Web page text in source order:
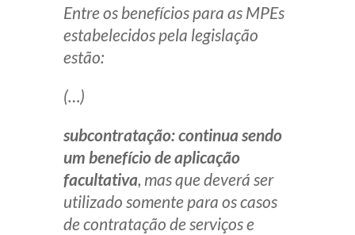
Entre os benefícios para as MPEs
estabelecidos pela legislação
estão:
(…)
subcontratação: continua sendo
um benefício de aplicação
facultativa, mas que deverá ser
utilizado somente para os casos
de contratação de serviços e